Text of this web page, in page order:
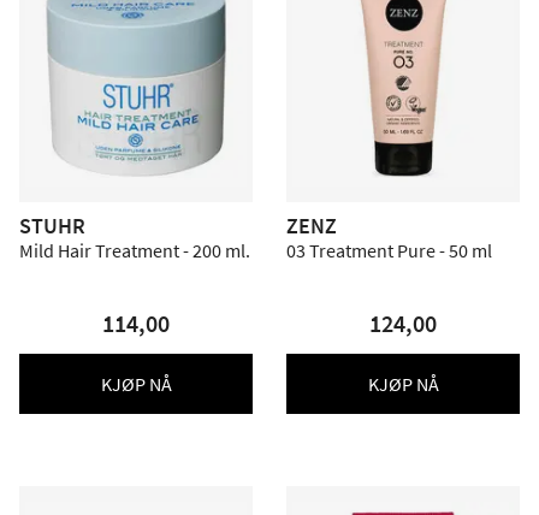
STUHR
Mild Hair Treatment - 200 ml.
114,00
KJØP NÅ
ZENZ
03 Treatment Pure - 50 ml
124,00
KJØP NÅ